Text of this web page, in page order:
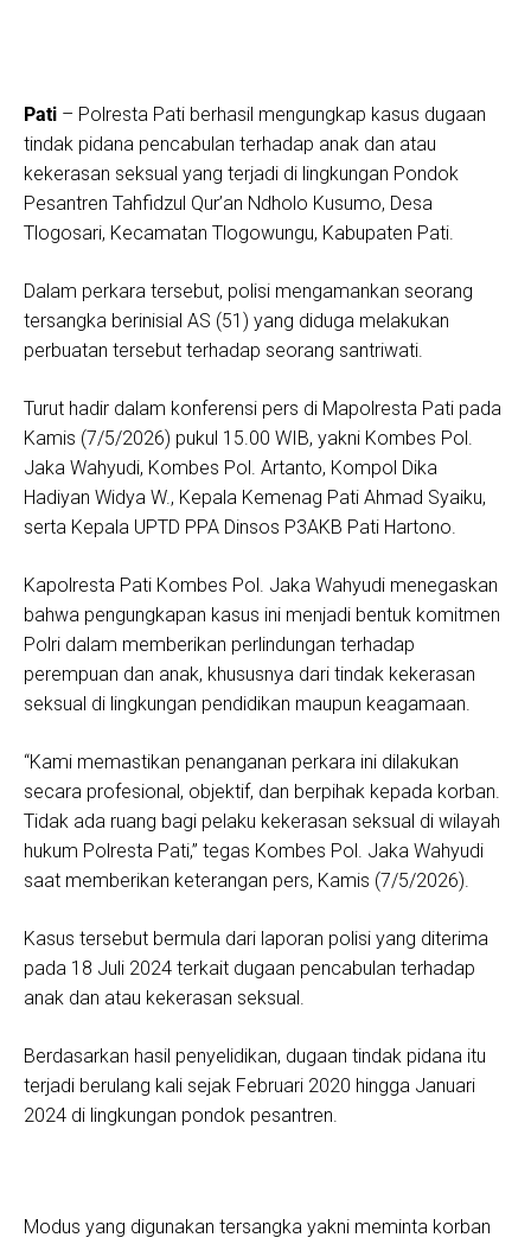
Pati – Polresta Pati berhasil mengungkap kasus dugaan
tindak pidana pencabulan terhadap anak dan atau
kekerasan seksual yang terjadi di lingkungan Pondok
Pesantren Tahfidzul Qur’an Ndholo Kusumo, Desa
Tlogosari, Kecamatan Tlogowungu, Kabupaten Pati.
Dalam perkara tersebut, polisi mengamankan seorang
tersangka berinisial AS (51) yang diduga melakukan
perbuatan tersebut terhadap seorang santriwati.
Turut hadir dalam konferensi pers di Mapolresta Pati pada
Kamis (7/5/2026) pukul 15.00 WIB, yakni Kombes Pol.
Jaka Wahyudi, Kombes Pol. Artanto, Kompol Dika
Hadiyan Widya W., Kepala Kemenag Pati Ahmad Syaiku,
serta Kepala UPTD PPA Dinsos P3AKB Pati Hartono.
Kapolresta Pati Kombes Pol. Jaka Wahyudi menegaskan
bahwa pengungkapan kasus ini menjadi bentuk komitmen
Polri dalam memberikan perlindungan terhadap
perempuan dan anak, khususnya dari tindak kekerasan
seksual di lingkungan pendidikan maupun keagamaan.
“Kami memastikan penanganan perkara ini dilakukan
secara profesional, objektif, dan berpihak kepada korban.
Tidak ada ruang bagi pelaku kekerasan seksual di wilayah
hukum Polresta Pati,” tegas Kombes Pol. Jaka Wahyudi
saat memberikan keterangan pers, Kamis (7/5/2026).
Kasus tersebut bermula dari laporan polisi yang diterima
pada 18 Juli 2024 terkait dugaan pencabulan terhadap
anak dan atau kekerasan seksual.
Berdasarkan hasil penyelidikan, dugaan tindak pidana itu
terjadi berulang kali sejak Februari 2020 hingga Januari
2024 di lingkungan pondok pesantren.
Modus yang digunakan tersangka yakni meminta korban